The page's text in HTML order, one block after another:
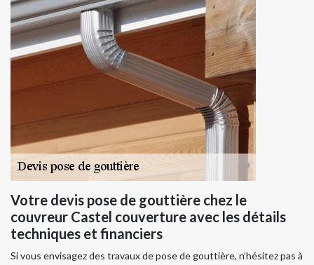
Votre devis pose de gouttière chez le
couvreur Castel couverture avec les détails
techniques et financiers
Si vous envisagez des travaux de pose de gouttière, n’hésitez pas à